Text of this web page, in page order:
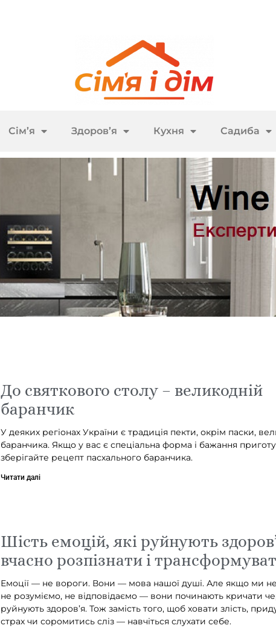
Сім’я Здоров’я Кухня Садиба
До святкового столу – великодній
баранчик
У деяких регіонах України є традиція пекти, окрім паски,
баранчика. Якщо у вас є спеціальна форма і бажання
зберігайте рецепт пасхального баранчика.
Читати далі
Шість емоцій, які руйнують
вчасно розпізнати і
Емоції — не вороги. Вони — мова нашої душі. Але якщо ми
не розуміємо, не відповідаємо — вони починають кричати
руйнують здоров’я. Тож замість того, щоб ховати злість,
страх чи соромитись сліз — навчіться слухати себе.